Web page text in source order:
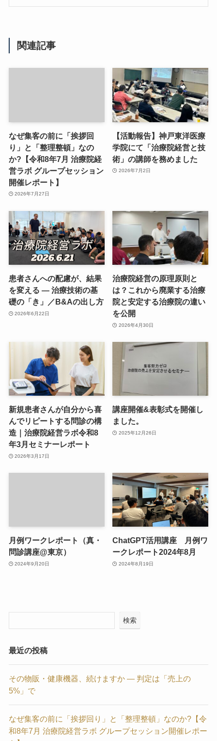
関連記事
なぜ集客の前に「挨拶回
り」と「整理整頓」なの
か?【令和8年7月 治療院経
営ラボ グループセッション
開催レポート】
2026年7月27日
【活動報告】神戸東洋医療
学院にて「治療院経営と技
術」の講師を務めました
2026年7月2日
患者さんへの配慮が、結果
を変える ― 治療技術の基
礎の「き」／B&Aの出し方
2026年6月22日
治療院経営の原理原則と
は？これから廃業する治療
院と安定する治療院の違い
を公開
2026年4月30日
新規患者さんが自分から喜
んでリピートする問診の構
造｜治療院経営ラボ令和8
年3月セミナーレポート
2026年3月17日
講座開催&表彰式を開催し
ました。
2025年12月26日
月例ワークレポート（真・
問診講座@東京）
2024年9月20日
ChatGPT活用講座 月例ワ
ークレポート2024年8月
2024年8月19日
検索
最近の投稿
その物販・健康機器、続けますか — 判定は「売上の
5%」で
なぜ集客の前に「挨拶回り」と「整理整頓」なのか?【令
和8年7月 治療院経営ラボ グループセッション開催レポー